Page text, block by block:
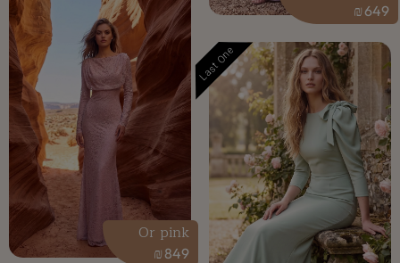
649
₪
Last One
849
₪
Or pink